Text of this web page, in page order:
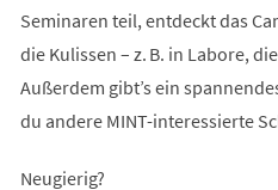
Seminaren teil, entdeckt das
die Kulissen – z. B. in Labore,
Außerdem gibt’s ein
du andere MINT-interessierte
Neugierig?